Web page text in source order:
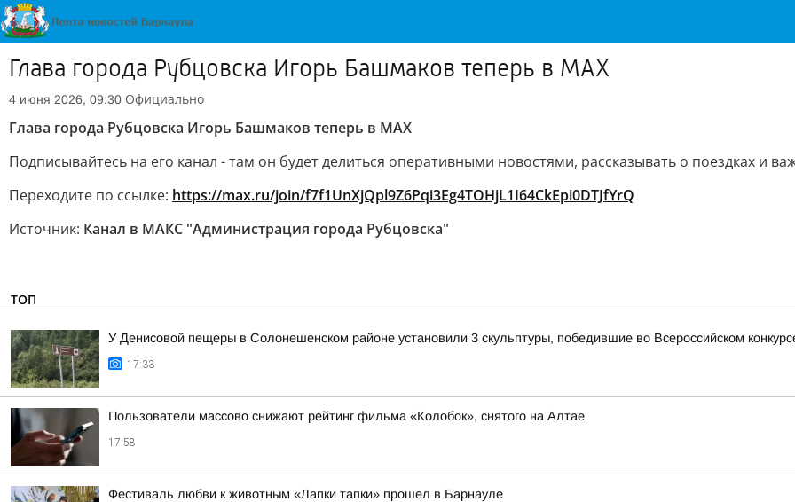
Глава города Рубцовска Игорь Башмаков теперь в МАХ
4 июня 2026, 09:30 Официально
Глава города Рубцовска Игорь Башмаков теперь в МАХ
Подписывайтесь на его канал - там он будет делиться оперативными новостями, рассказывать о поездках и
Переходите по ссылке: https://max.ru/join/f7f1UnXjQpl9Z6Pqi3Eg4TOHjL1I64CkEpi0DTJfYrQ
Источник: Канал в МАКС "Администрация города Рубцовска"
ТОП
У Денисовой пещеры в Солонешенском районе установили 3 скульптуры, победившие во Всероссийском
17:33
Пользователи массово снижают рейтинг фильма «Колобок», снятого на Алтае
17:58
Фестиваль любви к животным «Лапки тапки» прошел в Барнауле